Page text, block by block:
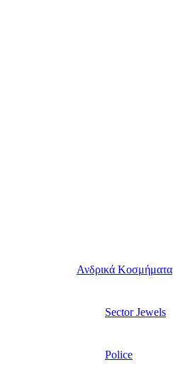
Ανδρικά Κοσμήματα
Sector Jewels
Police